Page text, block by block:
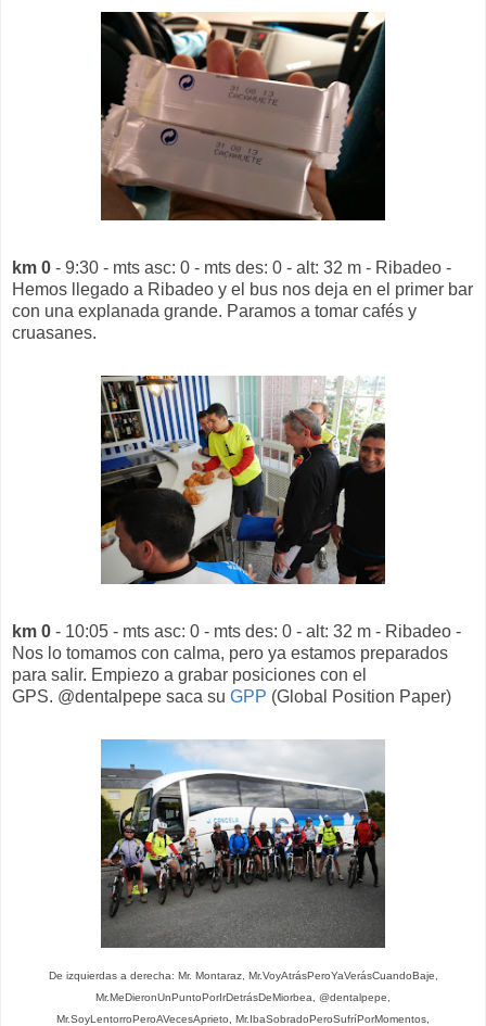
km 0 - 9:30 - mts asc: 0 - mts des: 0 - alt: 32 m - Ribadeo -
Hemos llegado a Ribadeo y el bus nos deja en el primer bar
con una explanada grande. Paramos a tomar cafés y
cruasanes.
km 0 - 10:05 - mts asc: 0 - mts des: 0 - alt: 32 m - Ribadeo -
Nos lo tomamos con calma, pero ya estamos preparados
para salir. Empiezo a grabar posiciones con el
GPS. @dentalpepe saca su GPP (Global Position Paper)
De izquierdas a derecha: Mr. Montaraz, Mr.VoyAtrásPeroYaVerásCuandoBaje,
Mr.MeDieronUnPuntoPorIrDetrásDeMiorbea, @dentalpepe,
Mr.SoyLentorroPeroAVecesAprieto, Mr.IbaSobradoPeroSufríPorMomentos,